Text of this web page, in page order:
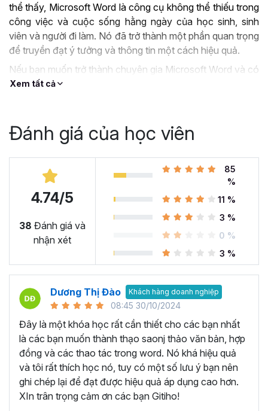
thể thấy, Microsoft Word là công cụ không thể thiếu trong
công việc và cuộc sống hằng ngày của học sinh, sinh
viên và người đi làm. Nó đã trở thành một phần quan trọng
để truyền đạt ý tưởng và thông tin một cách hiệu quả.
Nếu bạn muốn trở thành chuyên gia Microsoft Word và có
thể làm chủ công cụ này thì khóa học
ỨNG DỤNG CỦA
MICROSOFT WORD TRONG
CÔNG VIỆC
Microsoft Word là công cụ làm việc vô cùng quan trọng
trong nhiều ngành nghề hiện nay. Nó cung cấp các tính
năng và chức năng hữu ích để soạn thảo, biên tập tài
liệu… Có thể kể đến một số ứng dụng như:
Word là công cụ chính để soạn thảo văn bản chuyên
nghiệp trong nhiều ngành nghề khác nhau như luật, kế
toán, giáo dục, hành chính và nhiều lĩnh vực khác. Với
Microsoft Word, người dùng có thể tạo ra các tài liệu
chuyên nghiệp như bài luận, báo cáo, bài giảng, tài liệu
giáo dục, bài kiểm tra và hợp đồng.
Tạo biểu đồ và làm báo cáo:
Microsoft Word cung cấp
các tính năng cho phép bạn tạo biển đồ và làm báo cáo,
giúp dữ liệu được hiển thị rõ ràng và trực quan nhất, từ đó
Xem tất cả
Đánh giá của học viên
4.74/5
38 Đánh giá và
nhận xét
85
%
11 %
3 %
0 %
3 %
Dương Thị Đào Khách hàng doanh nghiệp
08:45 30/10/2024
Đây là một khóa học rất cần thiết cho các bạn nhất
là các bạn muốn thành thạo saonj thảo văn bản, hợp
đồng và các thao tác trong word. Nó khá hiệu quả
và tôi rất thích học nó, tuy có một số lưu ý bạn nên
ghi chép lại để đạt được hiệu quả áp dụng cao hơn.
XIn trân trọng cảm ơn các bạn Gitiho!